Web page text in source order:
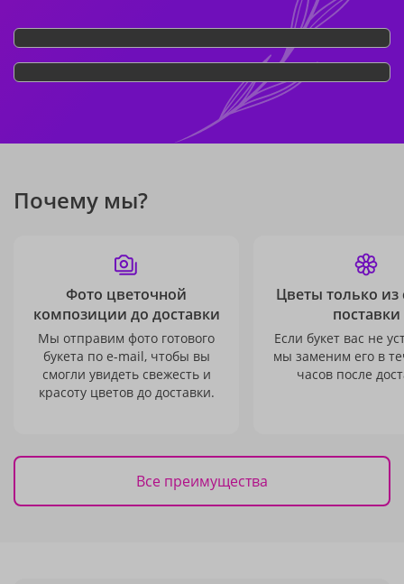
Почему мы?
Фото цветочной
композиции до доставки
Мы отправим фото готового
букета по e-mail, чтобы вы
смогли увидеть свежесть и
красоту цветов до доставки.
Цветы только из
поставки
Если букет вас не
мы заменим его в
часов после
Все преимущества